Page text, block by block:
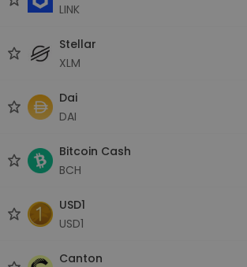
LINK
Stellar
XLM
Dai
DAI
Bitcoin Cash
BCH
USD1
USD1
Canton